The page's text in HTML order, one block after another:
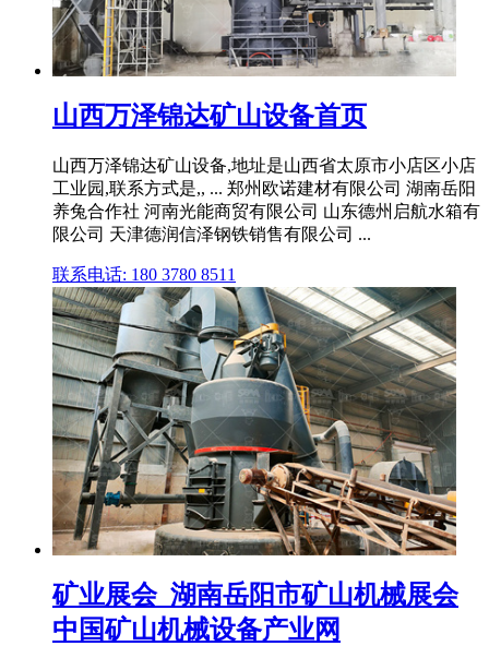
山西万泽锦达矿山设备首页
山西万泽锦达矿山设备,地址是山西省太原市小店区小店
工业园,联系方式是,, ... 郑州欧诺建材有限公司 湖南岳阳
养兔合作社 河南光能商贸有限公司 山东德州启航水箱有
限公司 天津德润信泽钢铁销售有限公司 ...
联系电话: 180 3780 8511
矿业展会_湖南岳阳市矿山机械展会
中国矿山机械设备产业网